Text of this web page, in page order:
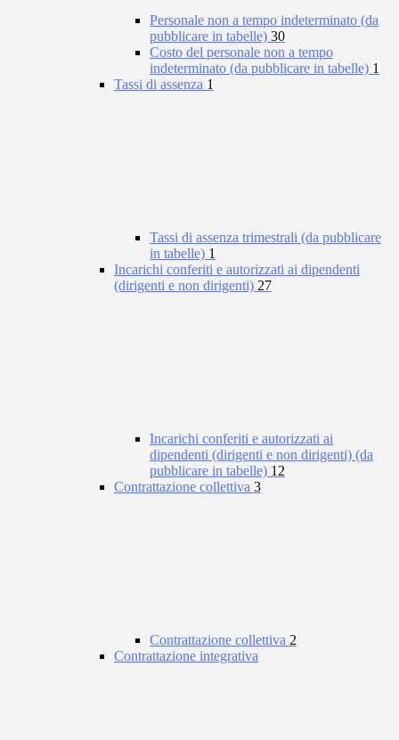
Personale non a tempo indeterminato (da
pubblicare in tabelle) 30
Costo del personale non a tempo
indeterminato (da pubblicare in tabelle) 1
Tassi di assenza 1
Tassi di assenza trimestrali (da pubblicare
in tabelle) 1
Incarichi conferiti e autorizzati ai dipendenti
(dirigenti e non dirigenti) 27
Incarichi conferiti e autorizzati ai
dipendenti (dirigenti e non dirigenti) (da
pubblicare in tabelle) 12
Contrattazione collettiva 3
Contrattazione collettiva 2
Contrattazione integrativa